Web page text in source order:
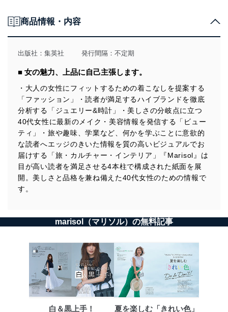
商品情報・内容
出版社： 集英社 発行間隔：不定期
■ 女の魅力、上品に自己主張します。
・大人の女性にフィットするための着こなしを提案する
「ファッション」・読者が満足するハイブランドを徹底
分析する「ジュエリー&時計」・美しさの分岐点に立つ
40代女性に最新のメイク・美容情報を発信する「ビュー
ティ」・旅や趣味、学業など、何かを学ぶことに意欲的
な読者へエッジのきいた情報を質の高いビジュアルでお
届けする「旅・カルチャー・インテリア」『Marisol』は
目が高い読者を満足させる4本柱で構成された紙面を展
開。美しさと品格を兼ね備えた40代女性のための情報で
す。
marisol（マリソル）の無料記事
白＆黒上手！ 夏を楽しむ「きれい色」